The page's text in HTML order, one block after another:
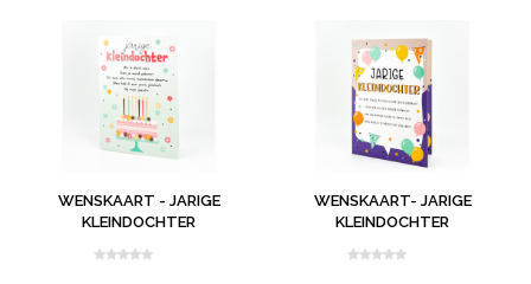
WENSKAART - JARIGE
KLEINDOCHTER
WENSKAART- JARIGE
KLEINDOCHTER